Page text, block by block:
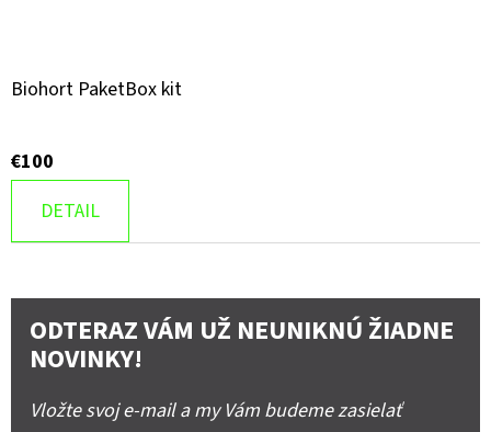
Biohort PaketBox kit
€100
DETAIL
ODTERAZ VÁM UŽ NEUNIKNÚ ŽIADNE
NOVINKY!
Vložte svoj e-mail a my Vám budeme zasielať